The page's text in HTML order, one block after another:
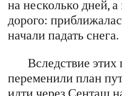
на несколько дней,
дорого:
начали падать снега.
Вследствие
переменили план
идти через Сенташ